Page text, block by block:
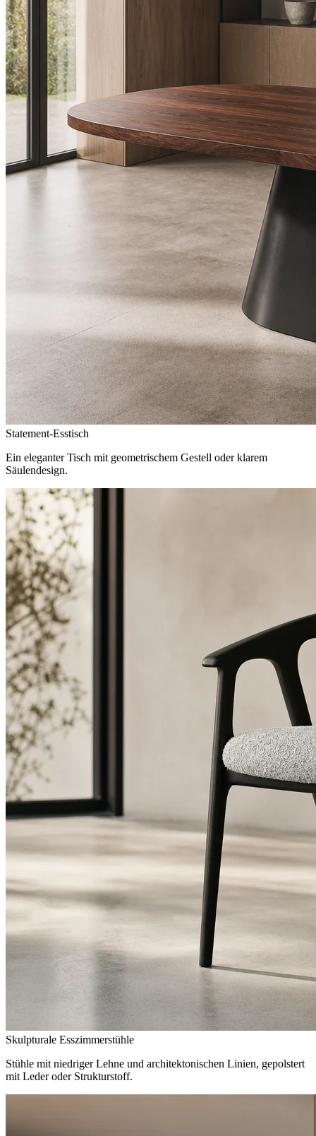
Statement-Esstisch
Ein eleganter Tisch mit geometrischem Gestell oder klarem
Säulendesign.
Skulpturale Esszimmerstühle
Stühle mit niedriger Lehne und architektonischen Linien, gepolstert
mit Leder oder Strukturstoff.